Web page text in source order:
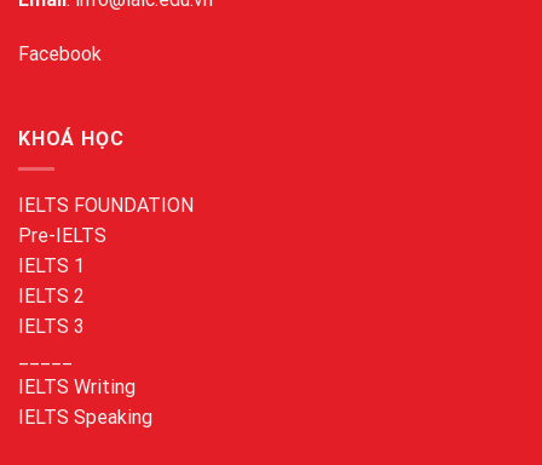
Facebook
KHOÁ HỌC
IELTS FOUNDATION
Pre-IELTS
IELTS 1
IELTS 2
IELTS 3
IELTS Writing
IELTS Speaking